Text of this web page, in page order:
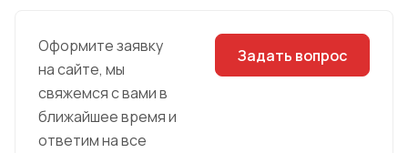
Оформите заявку
на сайте, мы
свяжемся с вами в
ближайшее время и
ответим на все
Задать вопрос